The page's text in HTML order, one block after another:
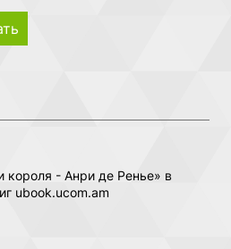
короля - Анри де Ренье» в
ubook.ucom.am